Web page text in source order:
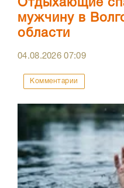
Отдыхающие
мужчину в
области
04.08.202607:09
Комментарии